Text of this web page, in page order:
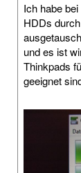
Ich habe
HDDs
und es ist
Thinkpads
geeignet